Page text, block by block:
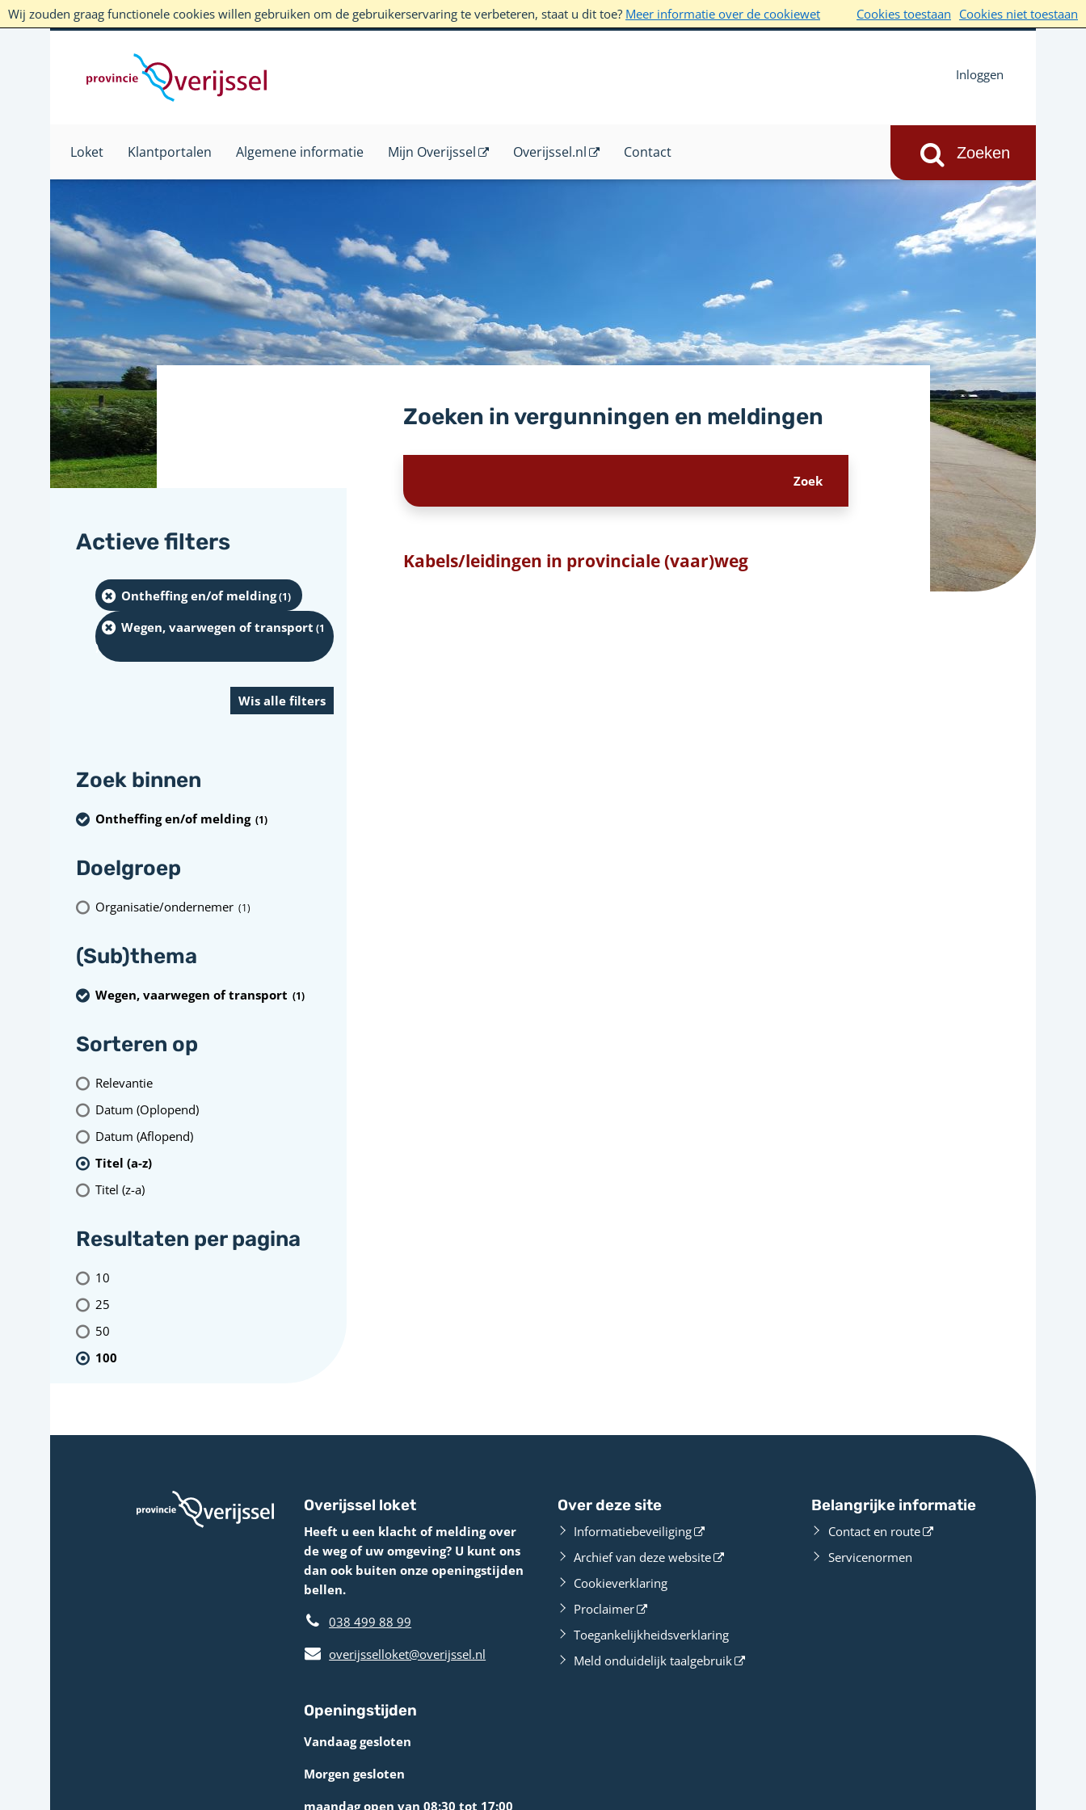
Wij zouden graag functionele cookies willen gebruiken om de gebruikerservaring te verbeteren, staat u dit toe? Meer informatie over de cookiewet Cookies toestaan Cookies niet toestaan
Inloggen
Loket Klantportalen Algemene informatie Mijn Overijssel Overijssel.nl Contact
Zoeken in vergunningen en meldingen
Kabels/leidingen in provinciale (vaar)weg
Actieve filters
Ontheffing en/of melding(1)
Wegen, vaarwegen of transport (1
)
Zoek binnen
Ontheffing en/of melding (1)
Doelgroep
Organisatie/ondernemer (1)
(Sub)thema
Wegen, vaarwegen of transport (1)
Sorteren op
Relevantie
Datum (Oplopend)
Datum (Aflopend)
Titel (a-z)
Titel (z-a)
Resultaten per pagina
10
25
50
100
Overijssel loket
Heeft u een klacht of melding over
de weg of uw omgeving? U kunt ons
dan ook buiten onze openingstijden
bellen.
038 499 88 99
overijsselloket@overijssel.nl
Openingstijden
Vandaag gesloten
Morgen gesloten
maandag open van 08:30 tot 17:00
Over deze site
Informatiebeveiliging
Archief van deze website
Cookieverklaring
Proclaimer
Toegankelijkheidsverklaring
Meld onduidelijk taalgebruik
Belangrijke informatie
Contact en route
Servicenormen